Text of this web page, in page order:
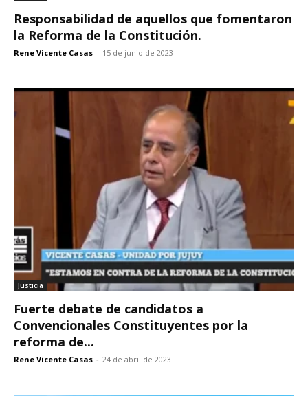
Responsabilidad de aquellos que fomentaron
la Reforma de la Constitución.
Rene Vicente Casas - 15 de junio de 2023
Justicia
Fuerte debate de candidatos a
Convencionales Constituyentes por la
reforma de...
Rene Vicente Casas - 24 de abril de 2023